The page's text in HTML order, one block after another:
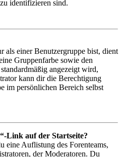
identifizieren sind.
als einer Benutzergruppe bist, dient
Gruppenfarbe sowie den
angezeigt wird,
kann dir die Berechtigung
im persönlichen Bereich selbst
Link auf der Startseite?
eine Auflistung des Forenteams,
der Moderatoren. Du